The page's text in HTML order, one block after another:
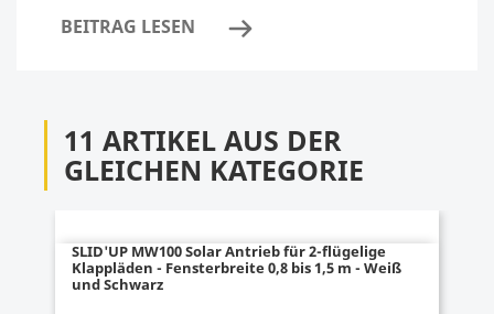
BEITRAG LESEN
11 ARTIKEL AUS DER
GLEICHEN KATEGORIE
SLID'UP MW100 Solar Antrieb für 2-flügelige
Klappläden - Fensterbreite 0,8 bis 1,5 m - Weiß
und Schwarz